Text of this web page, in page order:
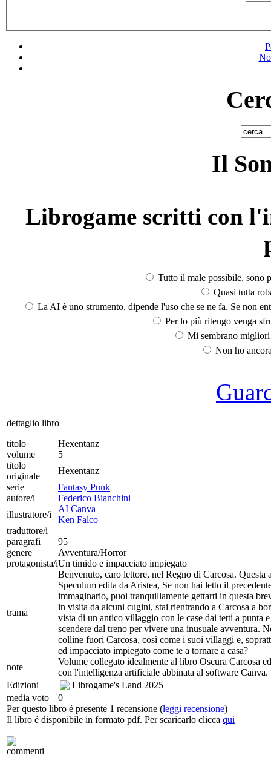
Il
Librogame scritti con
Tutto il male possibile, sono
Quasi tutta
La AI è uno strumento, dipende l'uso che se ne fa. Se non
Per lo più ritengo venga
Mi sembrano
Non ho
dettaglio libro
titolo
Hexentanz
volume
5
titolo
originale
Hexentanz
serie
Fantasy Punk
autore/i
Federico Bianchini
illustratore/i
AI Canva
Ken Falco
traduttore/i
paragrafi
95
genere
Avventura/Horror
protagonista/iUn timido e impacciato impiegato
trama
Benvenuto, caro lettore, nel Regno di Carcosa.
Speculum edita da Aristea, Se non hai letto il
immaginario, puoi tranquillamente gettarti in questa
in visita da alcuni cugini, stai rientrando a Carcosa a
vista di un antico villaggio con le case dai tetti a
scendere dal treno per vivere una inusuale avventura.
colline fuori Carcosa, così come i suoi villaggi e,
ed impacciato impiegato come te a tornare a casa?
note
Volume collegato idealmente al libro Oscura Carcosa
con l'intelligenza artificiale abbinata al software Canva.
Edizioni
Librogame's Land 2025
media voto
0
Per questo libro é presente 1 recensione (leggi recensione)
Il libro é disponibile in formato pdf. Per scaricarlo clicca qui
commenti